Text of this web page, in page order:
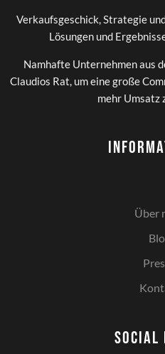
Verkaufsgeschick, Strategie
Lösungen und
Namhafte Unternehmen aus
Claudios Rat, um eine große
mehr Umsatz
Über
Social